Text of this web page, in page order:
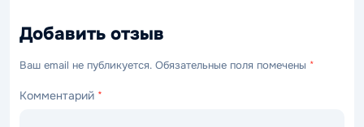
Добавить отзыв
Ваш email не публикуется. Обязательные поля помечены *
Комментарий *